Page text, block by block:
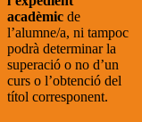
acadèmic de
l’alumne/a, ni tampoc
podrà determinar la
superació o no d’un
curs o l’obtenció del
títol corresponent.